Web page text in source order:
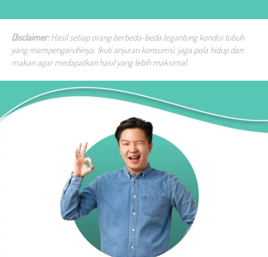
Disclaimer: Hasil setiap orang berbeda-beda tegantung kondisi tubuh
yang mempengaruhinya. Ikuti anjuran konsumsi, jaga pola hidup dan
makan agar medapatkan hasil yang lebih maksimal.